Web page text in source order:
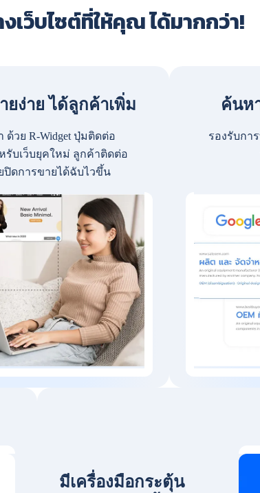
ว็บไซต์ที่ให้คุณ ได้มากกว่า!
ยง่าย ได้ลูกค้าเพิ่ม
ด้วย R-Widget ปุ่มติดต่อ
รับเว็บยุคใหม่ ลูกค้าติดต่อ
ปิดการขายได้ฉับไวขึ้น
ค้นห
รองรับกา
มีเครื่องมือกระตุ้น